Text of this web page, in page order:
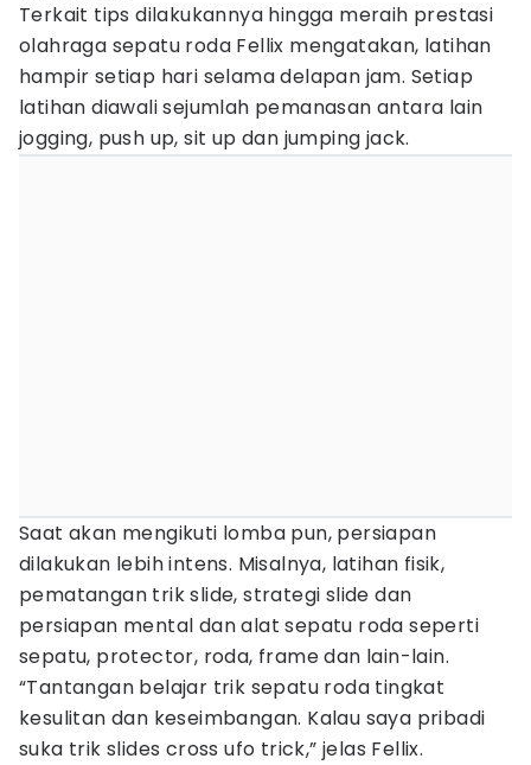
Terkait tips dilakukannya hingga meraih prestasi
olahraga sepatu roda Fellix mengatakan, latihan
hampir setiap hari selama delapan jam. Setiap
latihan diawali sejumlah pemanasan antara lain
jogging, push up, sit up dan jumping jack.
Saat akan mengikuti lomba pun, persiapan
dilakukan lebih intens. Misalnya, latihan fisik,
pematangan trik slide, strategi slide dan
persiapan mental dan alat sepatu roda seperti
sepatu, protector, roda, frame dan lain-lain.
“Tantangan belajar trik sepatu roda tingkat
kesulitan dan keseimbangan. Kalau saya pribadi
suka trik slides cross ufo trick,” jelas Fellix.